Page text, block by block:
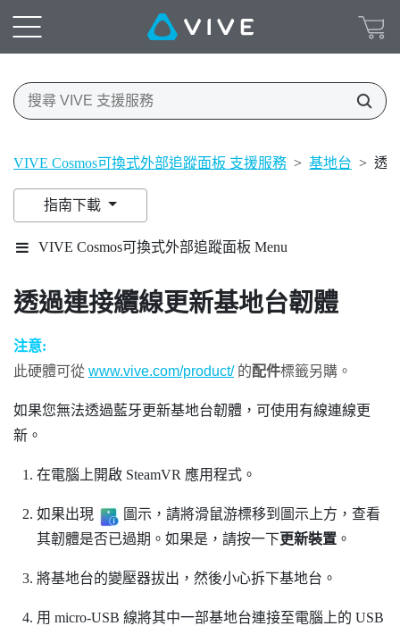
VIVE Cosmos可換式外部追蹤面板 支援服務 > 基地台 > 透
指南下載
VIVE Cosmos可換式外部追蹤面板 Menu
透過連接纜線更新基地台韌體
注意:
此硬體可從 www.vive.com/product/的配件標籤另購。
如果您無法透過藍牙更新基地台韌體，可使用有線連線更
新。
在電腦上開啟 SteamVR 應用程式。
如果出現
圖示，請將滑鼠游標移到圖示上方，查看
其韌體是否已過期。如果是，請按一下更新裝置。
將基地台的變壓器拔出，然後小心拆下基地台。
用 micro-USB 線將其中一部基地台連接至電腦上的 USB